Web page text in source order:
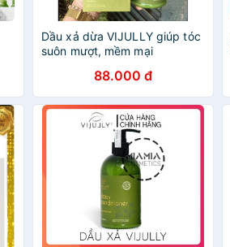
Dầu xả dừa VIJULLY giúp tóc
suôn mượt, mềm mại
88.000 đ